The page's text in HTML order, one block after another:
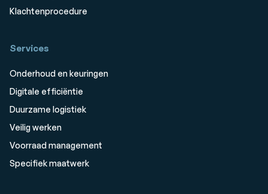
Klachtenprocedure
Services
Onderhoud en keuringen
Digitale efficiëntie
Duurzame logistiek
Veilig werken
Voorraad management
Specifiek maatwerk